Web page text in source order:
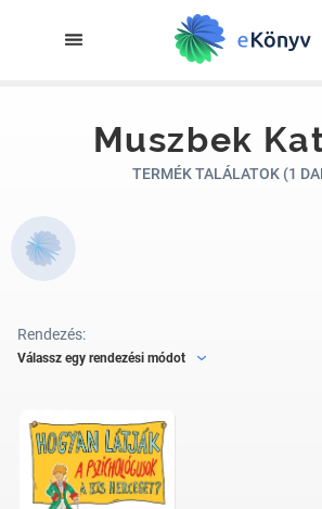
Muszbek
TERMÉK TALÁLATOK (1
Rendezés:
Válassz egy rendezési módot